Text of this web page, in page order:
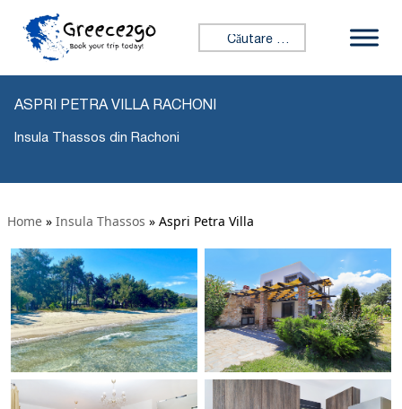
Caută:
ASPRI PETRA VILLA RACHONI
Insula Thassos din Rachoni
Home » Insula Thassos » Aspri Petra Villa